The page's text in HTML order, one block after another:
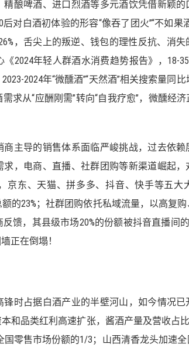
酿啤酒、进口烈酒等多元酒饮凭借新颖
对白酒初体验的形容“像吞了团火”“不如果
，舌尖上的叛逆、钱包的理性反抗、消
2024年轻人群酒水消费趋势报告》，18-
2024年“微醺酒”“天然酒”相关搜索量同
求从“应酬刚需”转向“自我疗愈”，微醺经
主导的销售体系面临严峻挑战，过去依
，电商、直播、社群团购等新渠道崛起
京东、天猫、拼多多、抖音、快手等五大
的23%；社群团购依托私域流量，以高复
馈，其县级市场20%的份额被抖音直播间
正在倒塌！
时占据白酒产业的半壁河山，如今情况
和品类红利高速扩张，酱酒产量及营收占比
国零售市场份额的1/3；山西清香龙头加速